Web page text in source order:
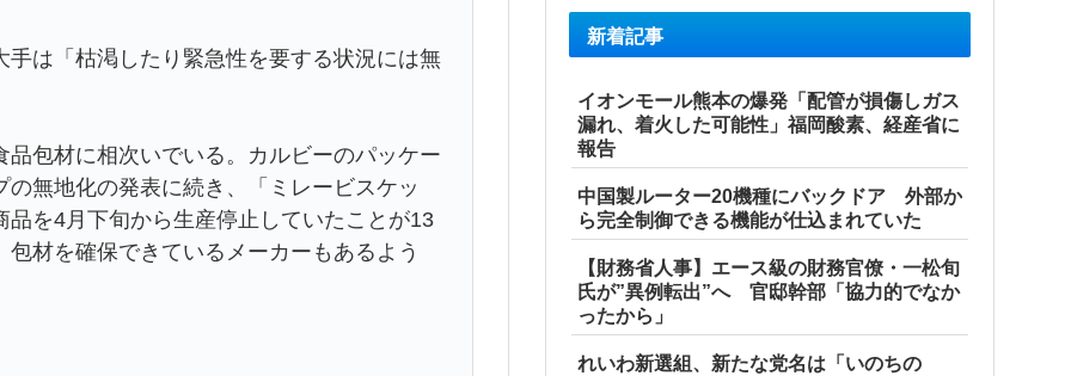
は「枯渇したり緊急性を要する状況には無
包材に相次いでいる。カルビーのパッケー
無地化の発表に続き、「ミレービスケッ
を4月下旬から生産停止していたことが13
材を確保できているメーカーもあるよう
新着記事
イオンモール熊本の爆発「配管が損傷しガス
漏れ、着火した可能性」福岡酸素、経産省に
報告
中国製ルーター20機種にバックドア 外部か
ら完全制御できる機能が仕込まれていた
【財務省人事】エース級の財務官僚・一松旬
氏が”異例転出”へ 官邸幹部「協力的でなか
ったから」
れいわ新選組、新たな党名は「いのちの